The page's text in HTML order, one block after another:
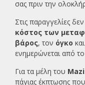
σας πριν την
Στις παραγγελίες
κόστος των
βάρος, τον όγκο
ενημερώνεται από
Για τα μέλη του
πάγιας έκπτωσης